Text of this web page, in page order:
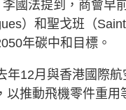
國法提到，商會早
）和聖戈班（
年碳中和目標。
年12月與香港國際
推動飛機零件重用